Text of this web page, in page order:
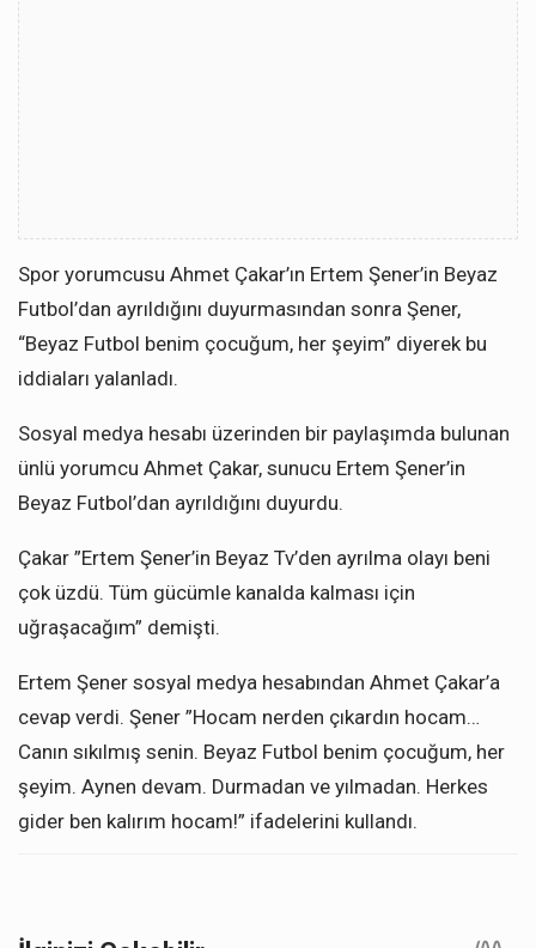
Spor yorumcusu Ahmet Çakar’ın Ertem Şener’in Beyaz
Futbol’dan ayrıldığını duyurmasından sonra Şener,
“Beyaz Futbol benim çocuğum, her şeyim” diyerek bu
iddiaları yalanladı.
Sosyal medya hesabı üzerinden bir paylaşımda bulunan
ünlü yorumcu Ahmet Çakar, sunucu Ertem Şener’in
Beyaz Futbol’dan ayrıldığını duyurdu.
Çakar ”Ertem Şener’in Beyaz Tv’den ayrılma olayı beni
çok üzdü. Tüm gücümle kanalda kalması için
uğraşacağım” demişti.
Ertem Şener sosyal medya hesabından Ahmet Çakar’a
cevap verdi. Şener ”Hocam nerden çıkardın hocam…
Canın sıkılmış senin. Beyaz Futbol benim çocuğum, her
şeyim. Aynen devam. Durmadan ve yılmadan. Herkes
gider ben kalırım hocam!” ifadelerini kullandı.